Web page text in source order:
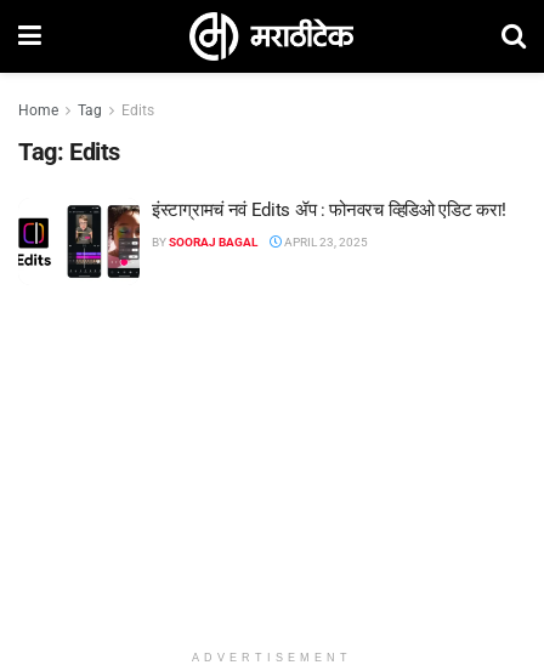
Home Tag Edits
Tag: Edits
इंस्टाग्रामचं नवं Edits ॲप : फोनवरच व्हिडिओ एडिट करा!
BYSOORAJ BAGAL APRIL 23, 2025
ADVERTISEMENT